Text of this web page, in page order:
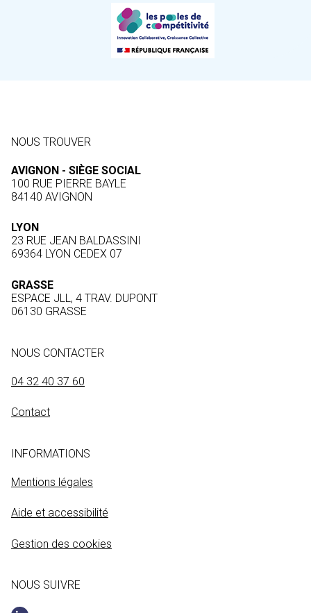
NOUS TROUVER
AVIGNON - SIÈGE SOCIAL
100 RUE PIERRE BAYLE
84140 AVIGNON
LYON
23 RUE JEAN BALDASSINI
69364 LYON CEDEX 07
GRASSE
ESPACE JLL, 4 TRAV. DUPONT
06130 GRASSE
NOUS CONTACTER
04 32 40 37 60
Contact
INFORMATIONS
Mentions légales
Aide et accessibilité
Gestion des cookies
NOUS SUIVRE